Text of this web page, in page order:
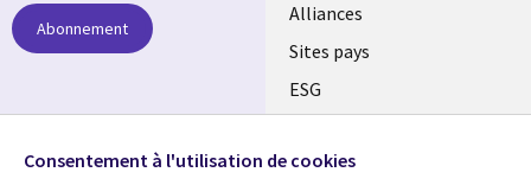
Alliances
Sites pays
ESG
Fusions
Abonnement
Suivez-nous
Consentement à l'utilisation de cookies